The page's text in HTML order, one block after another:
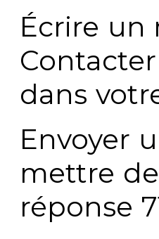
Écrire un
dans
Envoyer
mettre
réponse